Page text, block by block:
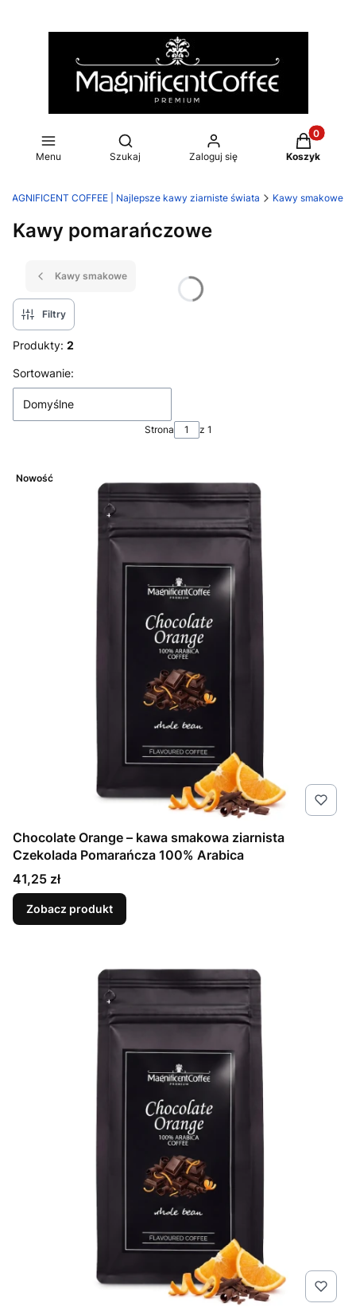
Menu
Otwórz wyszukiwarkę
Szukaj Zaloguj się
Produkty
Koszyk
MAGNIFICENT COFFEE | Najlepsze kawy ziarniste świata Kawy smakowe
Kawy pomarańczowe
Kawy smakowe
Filtry
Produkty: 2
Lista produktów
Sortowanie:
Domyślne
Strona z 1
Nowość
Chocolate Orange – kawa smakowa ziarnista
Czekolada Pomarańcza 100% Arabica
Cena
41,25 zł
Zobacz produkt